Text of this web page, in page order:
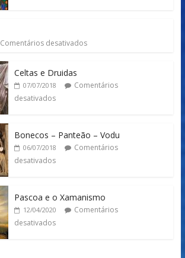
Comentários desativados
Celtas e Druidas
07/07/2018
Comentários
desativados
Bonecos – Panteão – Vodu
06/07/2018
Comentários
desativados
Pascoa e o Xamanismo
12/04/2020
Comentários
desativados